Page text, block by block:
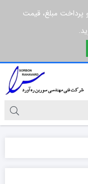
و پرداخت مبلغ، قیمت